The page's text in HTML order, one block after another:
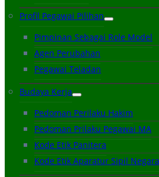
Profil Pegawai Pilihan
Pimpinan Sebagai Role Model
Agen Perubahan
Pegawai Teladan
Budaya Kerja
Pedoman Perilaku Hakim
Pedoman Prilaku Pegawai MA
Kode Etik Panitera
Kode Etik Aparatur Sipil Negara